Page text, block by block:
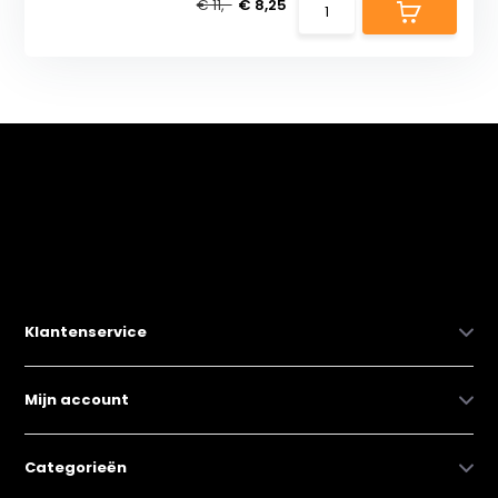
€ 11,- € 8,25
Klantenservice
Mijn account
Categorieën